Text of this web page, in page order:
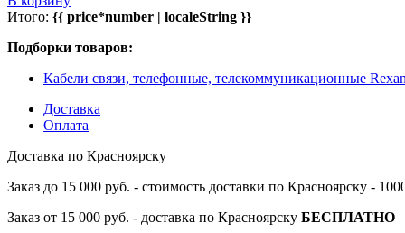
Итого: {{ price*number | localeString }}
Подборки товаров:
Кабели связи, телефонные, телекоммуникационные
Доставка
Оплата
Доставка по Красноярску
Заказ до 15 000 руб. - стоимость доставки по Красноярску -
Заказ от 15 000 руб. - доставка по Красноярску БЕСПЛАТНО